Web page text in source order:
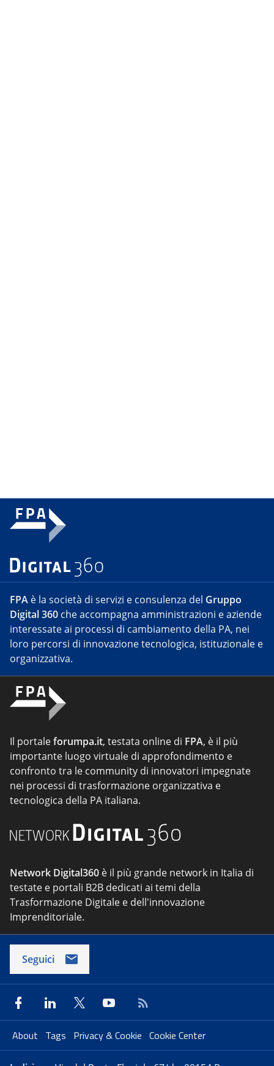
FPA è la società di servizi e consulenza del Gruppo
Digital 360 che accompagna amministrazioni e aziende
interessate ai processi di cambiamento della PA, nei
loro percorsi di innovazione tecnologica, istituzionale e
organizzativa.
Il portaleforumpa.it, testata online di FPA, è il più
importante luogo virtuale di approfondimento e
confronto tra le community di innovatori impegnate
nei processi di trasformazione organizzativa e
tecnologica della PA italiana.
Network Digital360 è il più grande network in Italia di
testate e portali B2B dedicati ai temi della
Trasformazione Digitale e dell'innovazione
Imprenditoriale.
Seguici
About Tags Privacy & Cookie Cookie Center